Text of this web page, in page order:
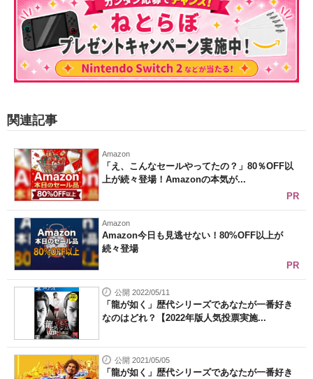
関連記事
Amazon
「え、こんなセールやってたの？」80％OFF以
上が続々登場！Amazonの本気が...
PR
Amazon
Amazon今日も見逃せない！80%OFF以上が
続々登場
PR
公開 2022/05/11
「龍が如く」歴代シリーズであなたが一番好き
なのはどれ？【2022年版人気投票実施...
公開 2021/05/05
「龍が如く」歴代シリーズであなたが一番好き